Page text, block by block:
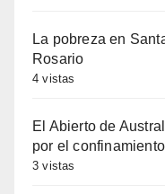
La pobreza en
Rosario
4 vistas
El Abierto de
por el
3 vistas